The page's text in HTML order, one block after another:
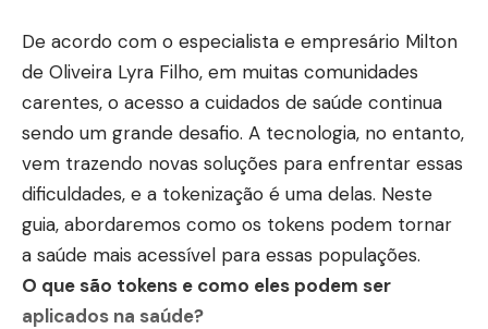
De acordo com o especialista e empresário Milton
de Oliveira Lyra Filho, em muitas comunidades
carentes, o acesso a cuidados de saúde continua
sendo um grande desafio. A tecnologia, no entanto,
vem trazendo novas soluções para enfrentar essas
dificuldades, e a tokenização é uma delas. Neste
guia, abordaremos como os tokens podem tornar
a saúde mais acessível para essas populações.
O que são tokens e como eles podem ser
aplicados na saúde?